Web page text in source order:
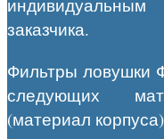
заказчика.
Фильтры ловушки
следующих
(материал